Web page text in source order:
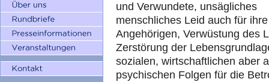
und Verwundete, unsägliches
menschliches Leid auch für ihre
Angehörigen, Verwüstung des
Zerstörung der
sozialen, wirtschaftlichen aber
psychischen Folgen für die